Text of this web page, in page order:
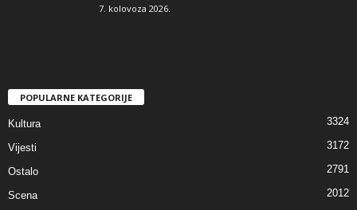
7. kolovoza 2026.
POPULARNE KATEGORIJE
Kultura 3324
Vijesti 3172
Ostalo 2791
Scena 2012